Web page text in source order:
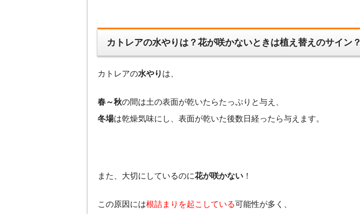
カトレアの水やりは？花が咲かないときは植え替えのサイン？
カトレアの水やり は、
春～秋の間は土の表面が乾いたらたっぷりと与え、
冬場は乾燥気味にし、表面が乾いた後数日経ったら与えます。
また、大切にしているのに花が咲かない ！
この原因には根詰まりを起こしている可能性が多く、